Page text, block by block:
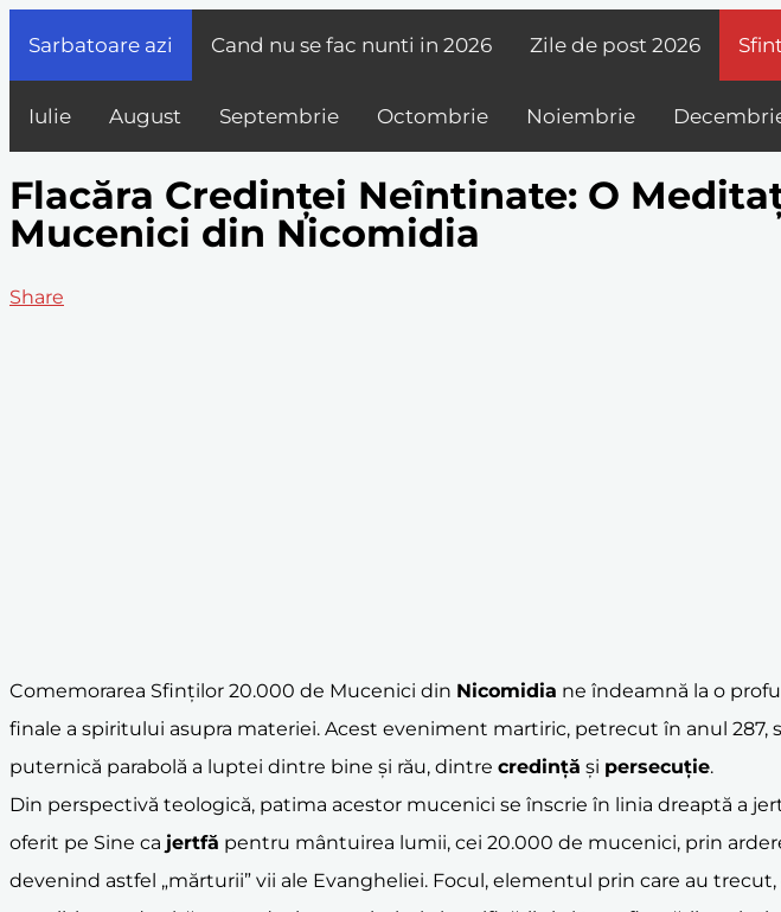
Sarbatoare azi Cand nu se fac nunti in 2026 Zile de post 2026
Iulie August Septembrie Octombrie Noiembrie
Flacăra Credinței Neîntinate: O
Mucenici din Nicomidia
Share
Comemorarea Sfinților 20.000 de Mucenici din Nicomidia ne îndeamnă la o
finale a spiritului asupra materiei. Acest eveniment martiric, petrecut în anul 287,
puternică parabolă a luptei dintre bine și rău, dintre credință și persecuție.
Din perspectivă teologică, patima acestor mucenici se înscrie în linia dreaptă a
oferit pe Sine ca jertfă pentru mântuirea lumii, cei 20.000 de mucenici, prin
devenind astfel „mărturii” vii ale Evangheliei. Focul, elementul prin care au